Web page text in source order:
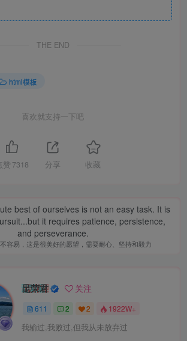
THE END
html模板
喜欢就支持一下吧
赞 7318 分享 收藏
best of ourselves is not an easy task. It is
it requires patience, persistence,
and perseverance.
容易，这是很美好的愿望，需要耐心、坚持和毅力
昆荣君 关注
611 2 2 1922W+
我输过,我败过,但我从未放弃过